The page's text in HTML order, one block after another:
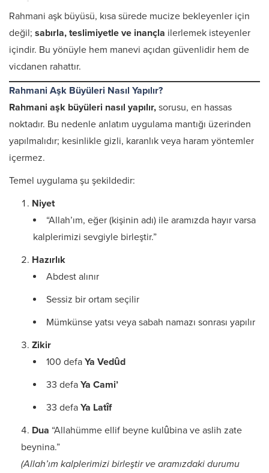
Rahmani aşk büyüsü, kısa sürede mucize bekleyenler için
değil; sabırla, teslimiyetle ve inançla ilerlemek isteyenler
içindir. Bu yönüyle hem manevi açıdan güvenlidir hem de
vicdanen rahattır.
Rahmani Aşk Büyüleri Nasıl Yapılır?
Rahmani aşk büyüleri nasıl yapılır, sorusu, en hassas
noktadır. Bu nedenle anlatım uygulama mantığı üzerinden
yapılmalıdır; kesinlikle gizli, karanlık veya haram yöntemler
içermez.
Temel uygulama şu şekildedir:
Niyet
“Allah’ım, eğer (kişinin adı) ile aramızda hayır varsa
kalplerimizi sevgiyle birleştir.”
Hazırlık
Abdest alınır
Sessiz bir ortam seçilir
Mümkünse yatsı veya sabah namazı sonrası yapılır
Zikir
100 defa Ya Vedûd
33 defa Ya Cami’
33 defa Ya Latîf
Dua “Allahümme ellif beyne kulûbina ve aslih zate
beynina.”
(Allah’ım kalplerimizi birleştir ve aramızdaki durumu